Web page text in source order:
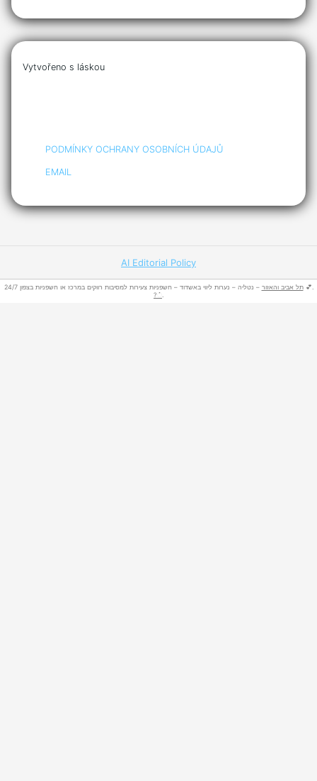
Vytvořeno s láskou
PODMÍNKY OCHRANY OSOBNÍCH ÚDAJŮ
EMAIL
AI Editorial Policy
תל אביב והאזור– נטליה – נערות ליווי באשדוד – חשפניות צעירות למסיבות רווקים במרכז או חשפניות בצפון 24/7 💕.
?்